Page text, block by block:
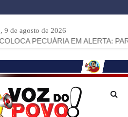
9 de agosto de 2026
EM ALERTA: PARANÁ JÁ SOMA